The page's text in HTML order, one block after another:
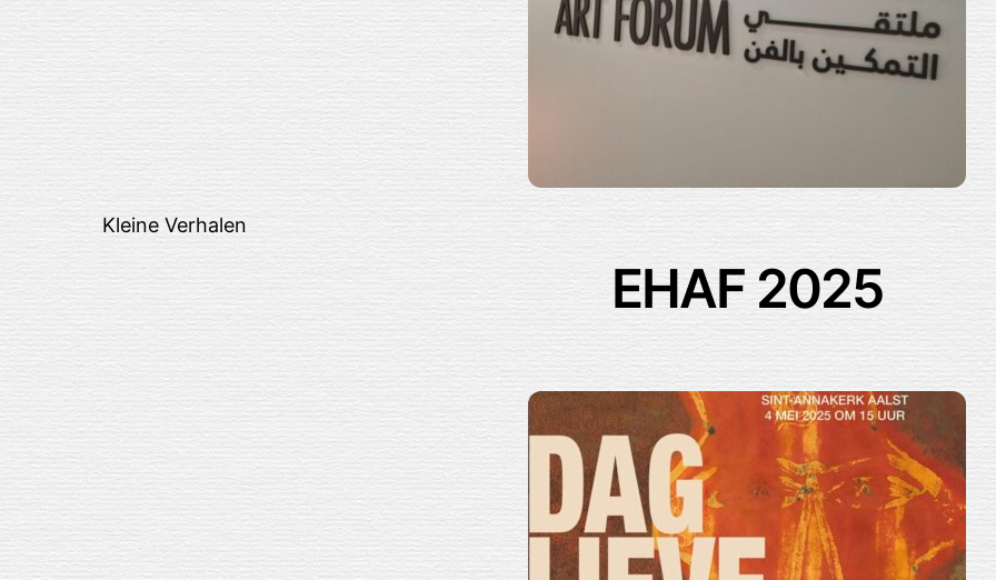
Kleine Verhalen
EHAF 2025